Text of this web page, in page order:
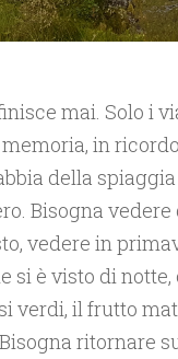
mai. Solo i
in
della spiaggia
Bisogna
vedere in
si è visto di
verdi, il frutto
Bisogna ritornare